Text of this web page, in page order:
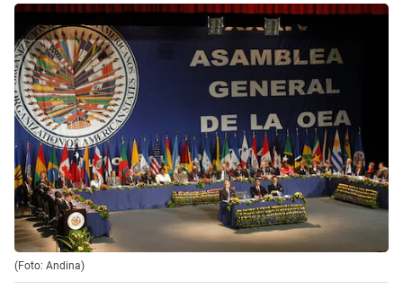
(Foto: Andina)